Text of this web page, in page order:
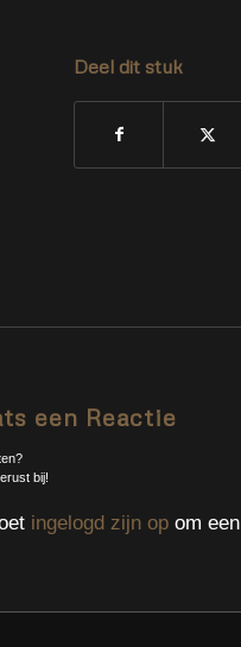
Deel dit stuk
een Reactie
bij!
ingelogd zijn op om